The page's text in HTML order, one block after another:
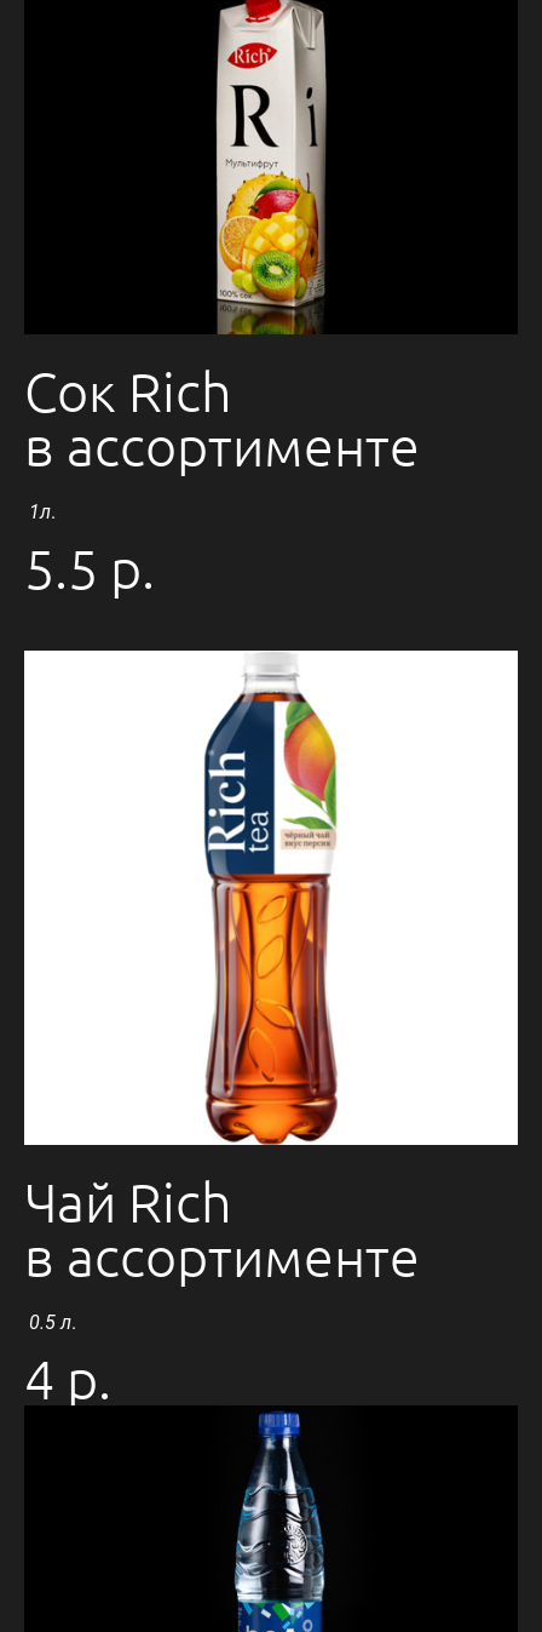
Сок Rich
в ассортименте
1л.
5.5 р.
Чай Rich
в ассортименте
0.5 л.
4 р.